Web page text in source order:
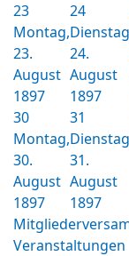
23
Montag,
23.
August
1897
24
24.
August
1897
30
Montag,
30.
August
1897
31
31.
August
1897
Veranstaltungen